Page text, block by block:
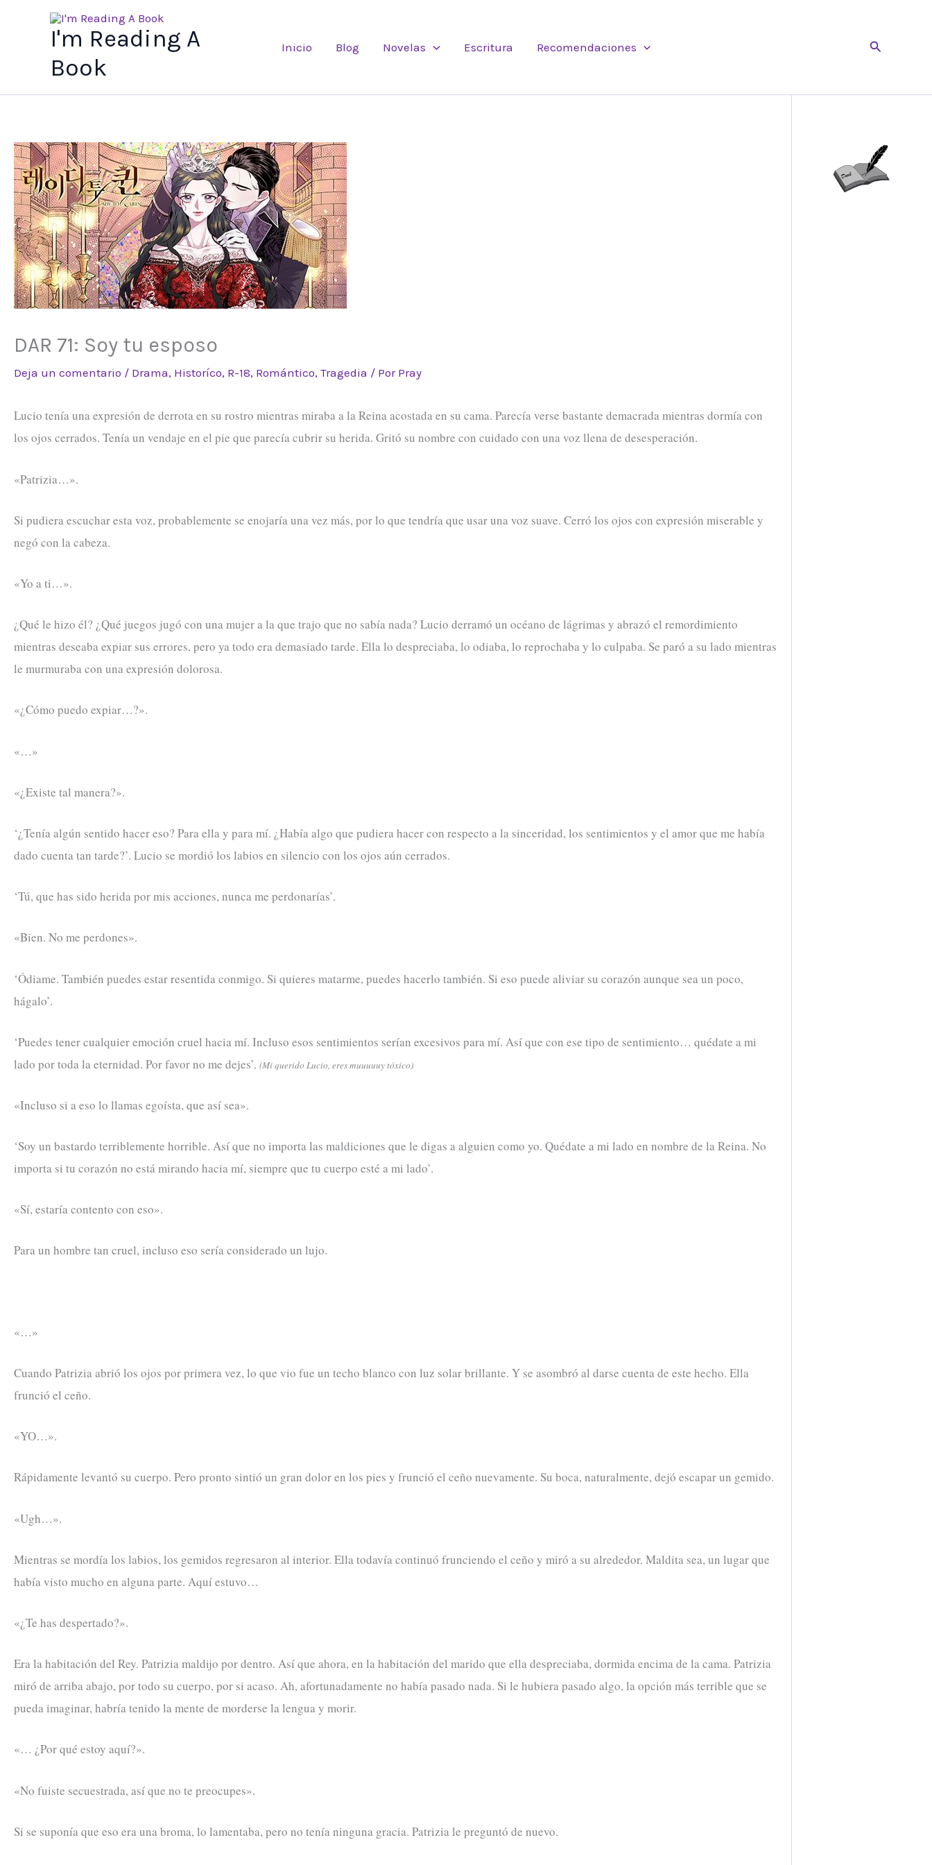
I'm Reading A
Book
Inicio Blog Novelas Escritura Recomendaciones Buscar
DAR 71: Soy tu esposo
Deja un comentario / Drama, Historíco, R-18, Romántico, Tragedia / Por Pray
Lucio tenía una expresión de derrota en su rostro mientras miraba a la Reina acostada en su cama. Parecía verse bastante demacrada mientras dormía con
los ojos cerrados. Tenía un vendaje en el pie que parecía cubrir su herida. Gritó su nombre con cuidado con una voz llena de desesperación.
«Patrizia…».
Si pudiera escuchar esta voz, probablemente se enojaría una vez más, por lo que tendría que usar una voz suave. Cerró los ojos con expresión miserable y
negó con la cabeza.
«Yo a ti…».
¿Qué le hizo él? ¿Qué juegos jugó con una mujer a la que trajo que no sabía nada? Lucio derramó un océano de lágrimas y abrazó el remordimiento
mientras deseaba expiar sus errores, pero ya todo era demasiado tarde. Ella lo despreciaba, lo odiaba, lo reprochaba y lo culpaba. Se paró a su lado mientras
le murmuraba con una expresión dolorosa.
«¿Cómo puedo expiar…?».
«…»
«¿Existe tal manera?».
‘¿Tenía algún sentido hacer eso? Para ella y para mí. ¿Había algo que pudiera hacer con respecto a la sinceridad, los sentimientos y el amor que me había
dado cuenta tan tarde?’. Lucio se mordió los labios en silencio con los ojos aún cerrados.
‘Tú, que has sido herida por mis acciones, nunca me perdonarías’.
«Bien. No me perdones».
‘Ódiame. También puedes estar resentida conmigo. Si quieres matarme, puedes hacerlo también. Si eso puede aliviar su corazón aunque sea un poco,
hágalo’.
‘Puedes tener cualquier emoción cruel hacia mí. Incluso esos sentimientos serían excesivos para mí. Así que con ese tipo de sentimiento… quédate a mi
lado por toda la eternidad. Por favor no me dejes’. (Mi querido Lucio, eres muuuuuy tóxico)
«Incluso si a eso lo llamas egoísta, que así sea».
‘Soy un bastardo terriblemente horrible. Así que no importa las maldiciones que le digas a alguien como yo. Quédate a mi lado en nombre de la Reina. No
importa si tu corazón no está mirando hacia mí, siempre que tu cuerpo esté a mi lado’.
«Sí, estaría contento con eso».
Para un hombre tan cruel, incluso eso sería considerado un lujo.
«…»
Cuando Patrizia abrió los ojos por primera vez, lo que vio fue un techo blanco con luz solar brillante. Y se asombró al darse cuenta de este hecho. Ella
frunció el ceño.
«YO…».
Rápidamente levantó su cuerpo. Pero pronto sintió un gran dolor en los pies y frunció el ceño nuevamente. Su boca, naturalmente, dejó escapar un gemido.
«Ugh…».
Mientras se mordía los labios, los gemidos regresaron al interior. Ella todavía continuó frunciendo el ceño y miró a su alrededor. Maldita sea, un lugar que
había visto mucho en alguna parte. Aquí estuvo…
«¿Te has despertado?».
Era la habitación del Rey. Patrizia maldijo por dentro. Así que ahora, en la habitación del marido que ella despreciaba, dormida encima de la cama. Patrizia
miró de arriba abajo, por todo su cuerpo, por si acaso. Ah, afortunadamente no había pasado nada. Si le hubiera pasado algo, la opción más terrible que se
pueda imaginar, habría tenido la mente de morderse la lengua y morir.
«… ¿Por qué estoy aquí?».
«No fuiste secuestrada, así que no te preocupes».
Si se suponía que eso era una broma, lo lamentaba, pero no tenía ninguna gracia. Patrizia le preguntó de nuevo.